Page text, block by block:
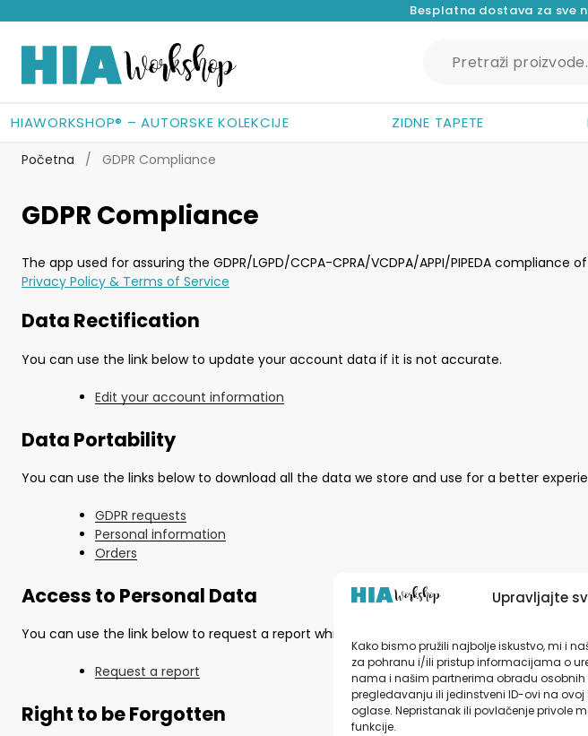
Upravljajte
Kako bismo pružili najbolje iskustvo, mi i
za pohranu i/ili pristup informacijama o
nama i našim partnerima obradu
pregledavanju ili jedinstveni ID-ovi na
oglase. Nepristanak ili povlačenje privole
funkcije.
Besplatna dostava za sve
HIAWORKSHOP® – AUTORSKE KOLEKCIJE ZIDNE TAPETE
Preskoči
na
navigaciju
Skoči
do
sadržaja
Početna / GDPR Compliance
GDPR Compliance
The app used for assuring the GDPR/LGPD/CCPA-CPRA/VCDPA/APPI/PIPEDA
Privacy Policy & Terms of Service
Data Rectification
You can use the link below to update your account data if it is not accurate.
Edit your account information
Data Portability
You can use the links below to download all the data we store and use for a better
GDPR requests
Personal information
Orders
Access to Personal Data
You can use the link below to request a report which will contain all personal information
Request a report
Right to be Forgotten